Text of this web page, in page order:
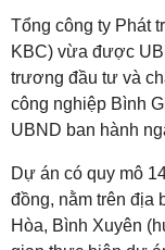
Tổng công ty Phát
KBC) vừa được
trương đầu tư và
công nghiệp Bình
UBND ban hành
Dự án có quy mô
đồng, nằm trên địa
Hòa, Bình Xuyên